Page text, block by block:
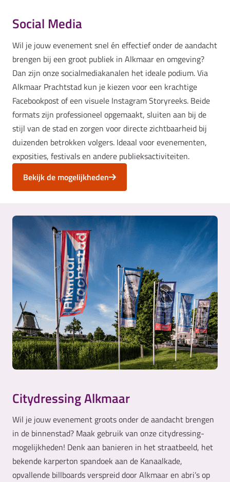
Social Media
Wil je jouw evenement snel én effectief onder de aandacht
brengen bij een groot publiek in Alkmaar en omgeving?
Dan zijn onze socialmediakanalen het ideale podium. Via
Alkmaar Prachtstad kun je kiezen voor een krachtige
Facebookpost of een visuele Instagram Storyreeks. Beide
formats zijn professioneel opgemaakt, sluiten aan bij de
stijl van de stad en zorgen voor directe zichtbaarheid bij
duizenden betrokken volgers. Ideaal voor evenementen,
exposities, festivals en andere publieksactiviteiten.
Bekijk de mogelijkheden
Citydressing Alkmaar
Wil je jouw evenement groots onder de aandacht brengen
in de binnenstad? Maak gebruik van onze citydressing-
mogelijkheden! Denk aan banieren in het straatbeeld, het
bekende karperton spandoek aan de Kanaalkade,
opvallende billboards verspreid door Alkmaar en abri’s op